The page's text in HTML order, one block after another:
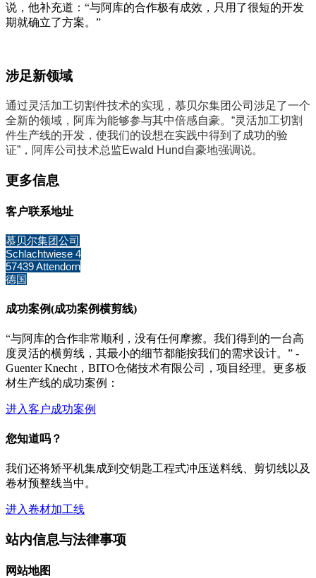
说，他补充道：“与阿库的合作极有成效，只用了很短的开发
期就确立了方案。”
涉足新领域
通过灵活加工切割件技术的实现，慕贝尔集团公司涉足了一个
全新的领域，阿库为能够参与其中倍感自豪。“灵活加工切割
件生产线的开发，使我们的设想在实践中得到了成功的验
证”，阿库公司技术总监Ewald Hund自豪地强调说。
更多信息
客户联系地址
慕贝尔集团公司
Schlachtwiese 4
57439 Attendorn
德国
成功案例(成功案例横剪线)
“与阿库的合作非常顺利，没有任何摩擦。我们得到的一台高
度灵活的横剪线，其最小的细节都能按我们的需求设计。” -
Guenter Knecht，BITO仓储技术有限公司，项目经理。更多板
材生产线的成功案例：
进入客户成功案例
您知道吗？
我们还将矫平机集成到交钥匙工程式冲压送料线、剪切线以及
卷材预整线当中。
进入卷材加工线
站内信息与法律事项
网站地图